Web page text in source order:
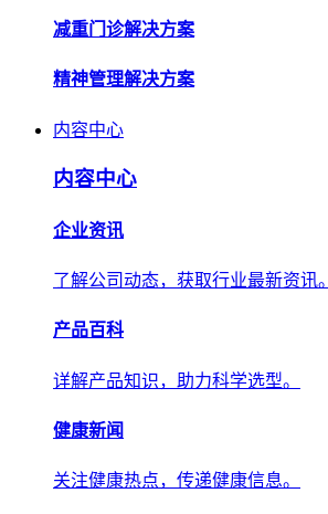
减重门诊解决方案
精神管理解决方案
内容中心
内容中心
企业资讯
了解公司动态，获取行业最新资讯。
产品百科
详解产品知识，助力科学选型。
健康新闻
关注健康热点，传递健康信息。